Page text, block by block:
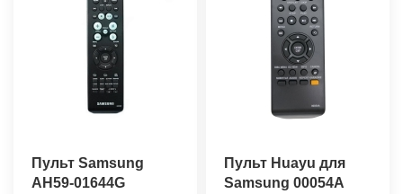
Пульт Samsung
AH59-01644G
Пульт Huayu для
Samsung 00054A